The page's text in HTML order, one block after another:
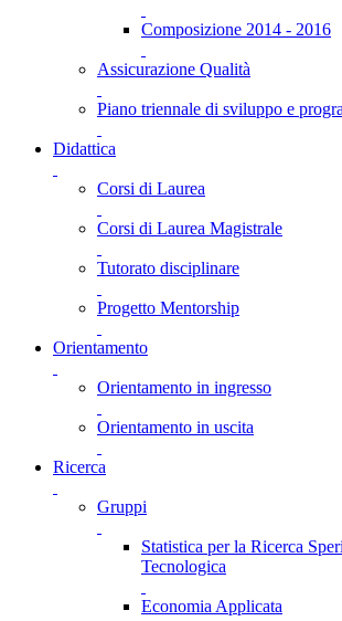
Composizione 2014 - 2016
Assicurazione Qualità
Piano triennale di sviluppo e
Didattica
Corsi di Laurea
Corsi di Laurea Magistrale
Tutorato disciplinare
Progetto Mentorship
Orientamento
Orientamento in ingresso
Orientamento in uscita
Ricerca
Gruppi
Statistica per la Ricerca
Tecnologica
Economia Applicata